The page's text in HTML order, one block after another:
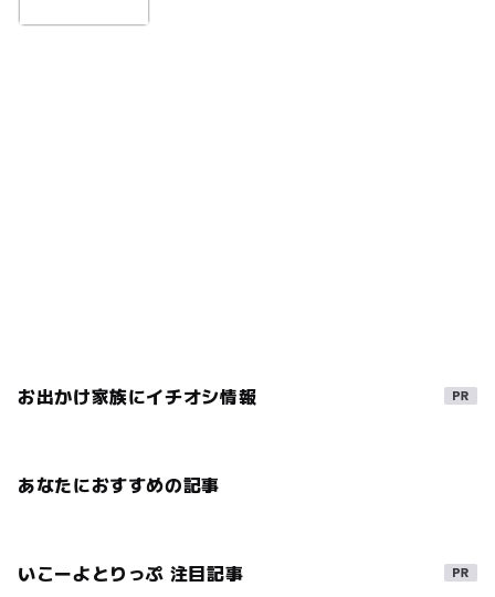
お出かけ家族にイチオシ情報
あなたにおすすめの記事
いこーよとりっぷ 注目記事